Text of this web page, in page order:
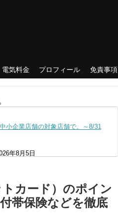
電気料金 プロフィール 免責事項
小企業店舗の対象店舗で。～8/31
年8月5日
大10％還元！さらにVカードクーポ
ーン！8/31まで 2026年8月3日
キャンペーン！～10/31
カード）のポイン
帯保険などを徹底